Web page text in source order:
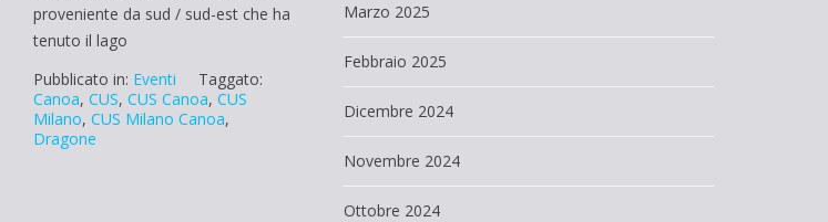
proveniente da sud / sud-est che ha
tenuto il lago
Pubblicato in: Eventi
Taggato:
Canoa, CUS, CUS Canoa, CUS
Milano, CUS Milano Canoa,
Dragone
Marzo 2025
Febbraio 2025
Dicembre 2024
Novembre 2024
Ottobre 2024